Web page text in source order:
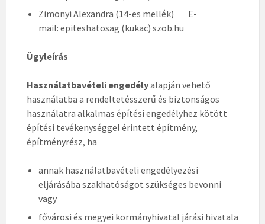
Zimonyi Alexandra (14-es mellék) E-
mail: epiteshatosag (kukac) szob.hu
Ügyleírás
Használatbavételi engedélyalapján vehető
használatba a rendeltetésszerű és biztonságos
használatra alkalmas építési engedélyhez kötött
építési tevékenységgel érintett építmény,
építményrész, ha
annak használatbavételi engedélyezési
eljárásába szakhatóságot szükséges bevonni
vagy
fővárosi és megyei kormányhivatal járási hivatala